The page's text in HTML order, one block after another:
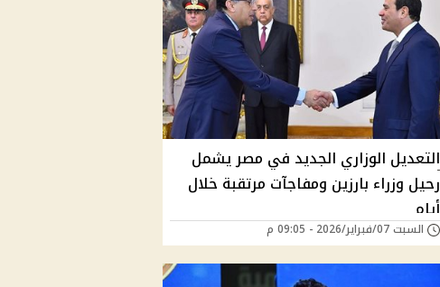
التعديل الوزاري الجديد في مصر يشمل
رحيل وزراء بارزين ومفاجآت مرتقبة خلال
أيام
السبت 07/فبراير/2026 - 09:05 م